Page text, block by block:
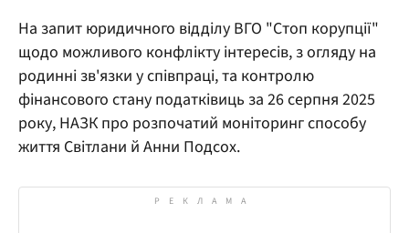
На запит юридичного відділу ВГО "Стоп корупції"
щодо можливого конфлікту інтересів, з огляду на
родинні зв'язки у співпраці, та контролю
фінансового стану податківиць за 26 серпня 2025
року, НАЗК про розпочатий моніторинг способу
життя Світлани й Анни Подсох.